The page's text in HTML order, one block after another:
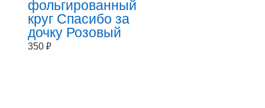
фольгированный
круг Спасибо за
дочку Розовый
350 ₽